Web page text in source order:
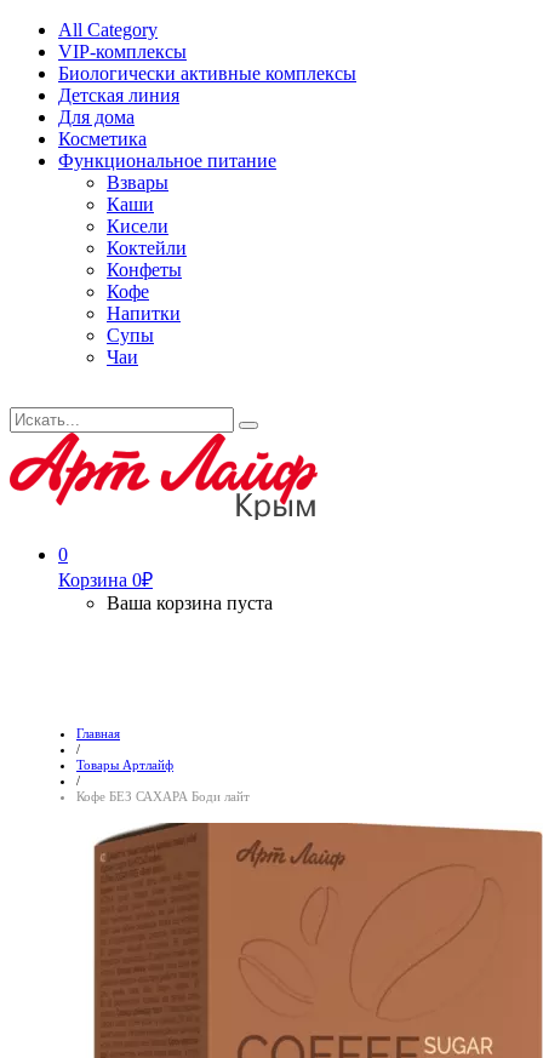
All Category
VIP-комплексы
Биологически активные комплексы
Детская линия
Для дома
Косметика
Функциональное питание
Взвары
Каши
Кисели
Коктейли
Конфеты
Кофе
Напитки
Супы
Чаи
Search
0
Корзина 0₽
Ваша корзина пуста
Главная
/
Товары Артлайф
/
Кофе БЕЗ САХАРА Боди лайт